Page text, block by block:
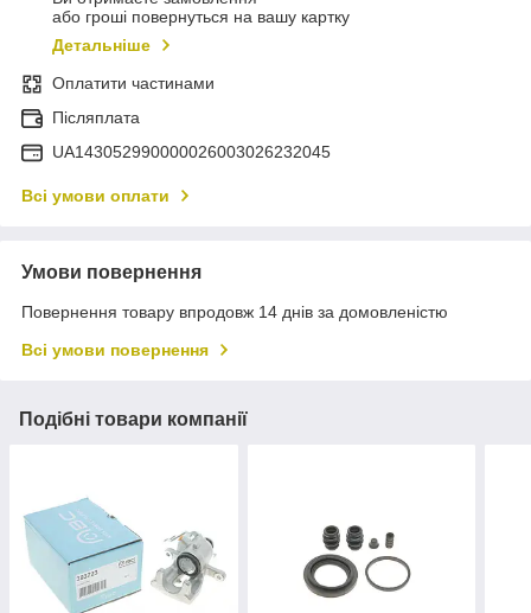
або гроші повернуться на вашу картку
Детальніше
Оплатити частинами
Післяплата
UA143052990000026003026232045
Всі умови оплати
Умови повернення
Повернення товару впродовж 14 днів за домовленістю
Всі умови повернення
Подібні товари компанії